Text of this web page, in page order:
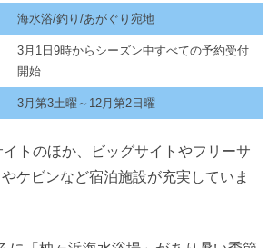
海水浴/釣り/あがぐり宛地
3月1日9時からシーズン中すべての予約受付
開始
3月第3土曜～12月第2日曜
トのほか、ビッグサイトやフリーサ
ケビンなど宿泊施設が充実していま